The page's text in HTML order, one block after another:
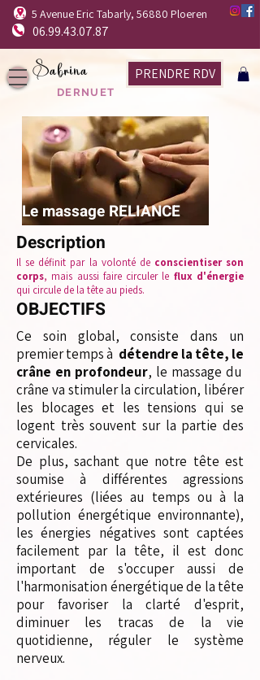
Sabrina
DERNUET
5 Avenue Eric Tabarly, 56880 Ploeren
06.99.43.07.87
PRENDRE RDV
Le massage RELIANCE
Description
Il se définit par la volonté de conscientiser son
corps, mais aussi faire circuler le flux d'énergie
qui circule de la tête au pieds.
OBJECTIFS
Ce soin global, consiste dans un
premier temps à détendre la tête, le
crâne en profondeur, le massage du
crâne va stimuler la circulation, libérer
les blocages et les tensions qui se
logent très souvent sur la partie des
cervicales.
De plus, sachant que notre tête est
soumise à différentes agressions
extérieures (liées au temps ou à la
pollution énergétique environnante),
les énergies négatives sont captées
facilement par la tête, il est donc
important de s'occuper aussi de
l'harmonisation énergétique de la tête
pour favoriser la clarté d'esprit,
diminuer les tracas de la vie
quotidienne, réguler le système
nerveux.